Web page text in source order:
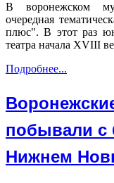
В воронежском
очередная
плюс". В этот раз
театра начала XVIII
Подробнее...
побывали с
Нижнем